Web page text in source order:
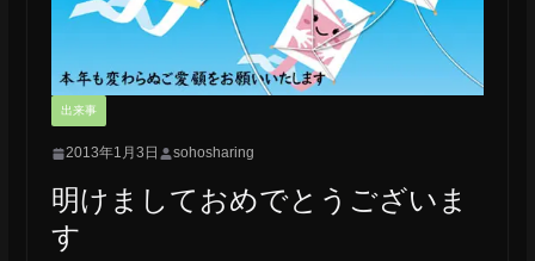
出来事
2013年1月3日 sohosharing
明けましておめでとうございま
す